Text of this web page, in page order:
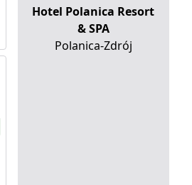
Hotel Polanica Resort
& SPA
Polanica-Zdrój